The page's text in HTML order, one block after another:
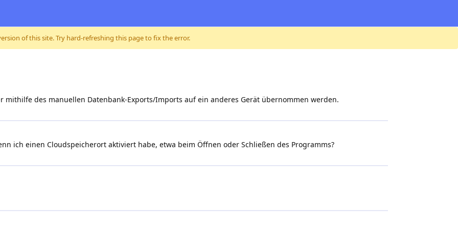
of this site. Try hard-refreshing this page to fix the error.
mithilfe des manuellen Datenbank-Exports/Imports auf ein anderes Gerät übernommen werden.
ich einen Cloudspeicherort aktiviert habe, etwa beim Öffnen oder Schließen des Programms?